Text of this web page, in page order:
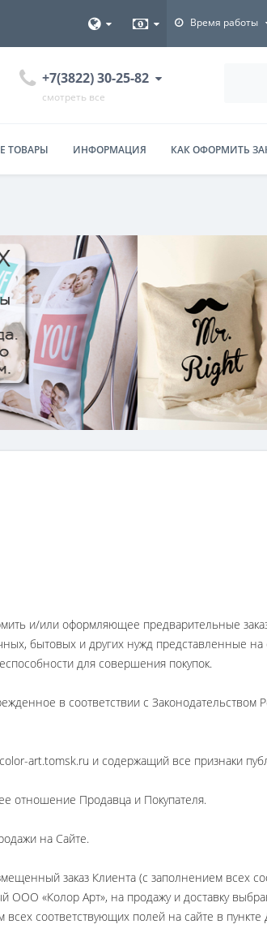
Время работы
+7(3822) 30-25-82
смотреть все
ТОВАРЫ ИНФОРМАЦИЯ КАК ОФОРМИТЬ
и/или оформляющее предварительные
бытовых и других нужд представленные на
для совершения покупок.
в соответствии с Законодательством
art.tomsk.ru и содержащий все признаки
отношение Продавца и Покупателя.
на Сайте.
заказ Клиента (с заполнением всех
ООО «Колор Арт», на продажу и доставку
соответствующих полей на сайте в пункте